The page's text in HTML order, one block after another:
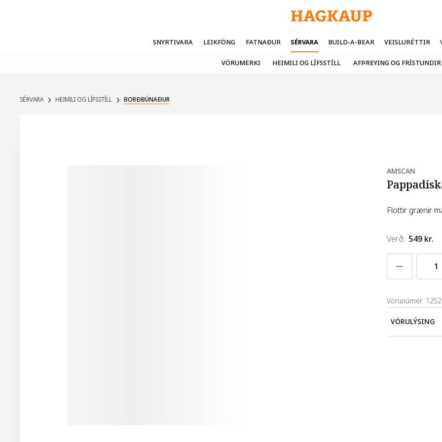
SNYRTIVARA LEIKFÖNG FATNAÐUR SÉRVARA BUILD-A-BEAR VEISLURÉTTIR
VÖRUMERKI HEIMILI OG LÍFSSTÍLL AFÞREYING OG FRÍSTUNDIR
SÉRVARA HEIMILI OG LÍFSSTÍLL BORÐBÚNAÐUR
AMSCAN
Flottir grænir
Verð: 549 kr.
Vörunúmer:
VÖRULÝSING